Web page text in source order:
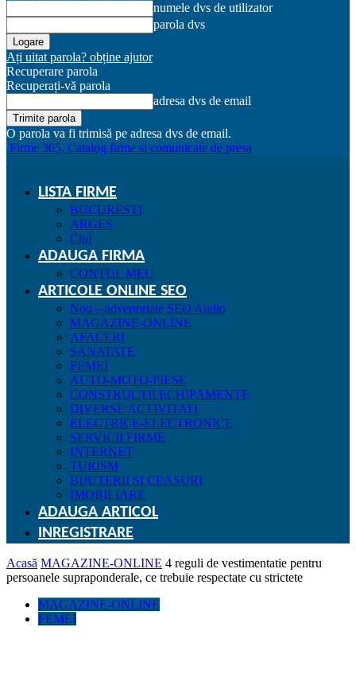
numele dvs de utilizator
parola dvs
Ați uitat parola? obține ajutor
Recuperare parola
Recuperați-vă parola
adresa dvs de email
O parola va fi trimisă pe adresa dvs de email.
Firme 365, Catalog firme si comunicate de presa
LISTA FIRME
BUCURESTI
ARGES
Cluj
ADAUGA FIRMA
CONTUL MEU
ARTICOLE ONLINE SEO
Nou – advertoriale SEO Audio
MAGAZINE-ONLINE
AFACERI
SANATATE
FEMEI
AUTO-MOTO-PIESE
CONSTRUCTII ECHIPAMENTE
DIVERSE ACTIVITATI
ELECTRICE-ELECTRONICE
SERVICII FIRME
INTERNET
TURISM
BIJUTERII SI CEASURI
IMOBILIARE
ADAUGA ARTICOL
INREGISTRARE
Acasă MAGAZINE-ONLINE 4 reguli de vestimentatie pentru
persoanele supraponderale, ce trebuie respectate cu strictete
MAGAZINE-ONLINE
FEMEI